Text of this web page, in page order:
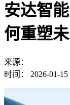
安达智
何重塑
来源：
时间：
2026-01-15